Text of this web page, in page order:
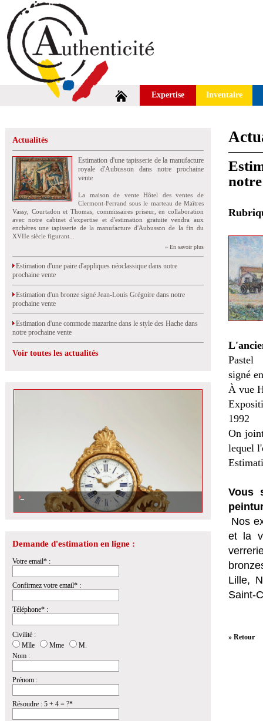
Expertise Inventaire
Actualités
Estimation d'une tapisserie de la manufacture
royale d'Aubusson dans notre prochaine
vente
La maison de vente Hôtel des ventes de
Clermont-Ferrand sous le marteau de Maîtres
Vassy, Courtadon et Thomas, commissaires priseur, en collaboration
avec notre cabinet d'expertise et d'estimation gratuite vendra aux
enchères une tapisserie de la manufacture d'Aubusson de la fin du
XVIIe siècle figurant...
» En savoir plus
Estimation d'une paire d'appliques néoclassique dans notre
prochaine vente
Estimation d'un bronze signé Jean-Louis Grégoire dans notre
prochaine vente
Estimation d'une commode mazarine dans le style des Hache dans
notre prochaine vente
Voir toutes les actualités
Demande d'estimation en ligne :
Votre email* :
Confirmez votre email* :
Téléphone* :
Civilité :
Mlle
Mme
M.
Nom :
Prénom :
Résoudre : 5 + 4 = ?*
Pastel
signé
À vue
1992
On
lequel
Vous
Nos
et la
Lille,
Saint-
» Retour